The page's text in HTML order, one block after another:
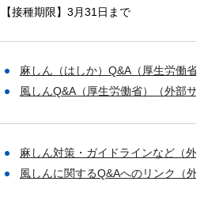
【接種期限】3月31日まで
麻しん（はしか）Q&A（厚生労働省
風しんQ&A（厚生労働省）（外部サ
麻しん対策・ガイドラインなど（外
風しんに関するQ&Aへのリンク（外